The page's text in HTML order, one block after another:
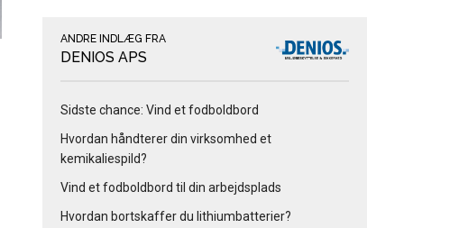
ANDRE INDLÆG FRA
DENIOS APS
Sidste chance: Vind et fodboldbord
Hvordan håndterer din virksomhed et
kemikaliespild?
Vind et fodboldbord til din arbejdsplads
Hvordan bortskaffer du lithiumbatterier?